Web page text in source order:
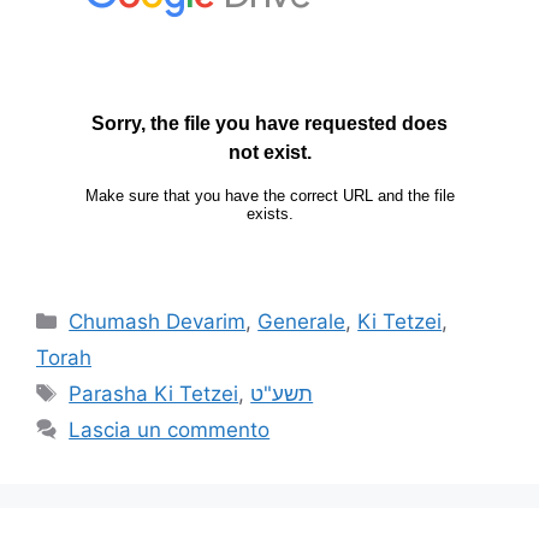
Chumash Devarim, Generale, Ki Tetzei,
Torah
Parasha Ki Tetzei, תשע"ט
Lascia un commento